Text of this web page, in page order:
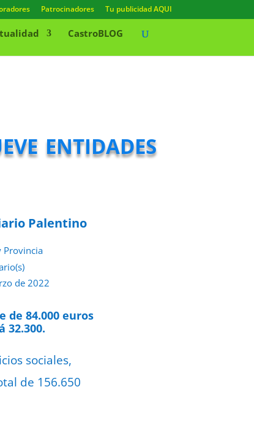
Patrocinadores Tu publicidad AQUI
CastroBLOG
entidades
Palentino
Provincia
de 2022
de 84.000 euros
32.300.
sociales,
de 156.650